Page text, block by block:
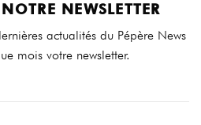
NEWSLETTER
actualités du Pépère News
mois votre newsletter.